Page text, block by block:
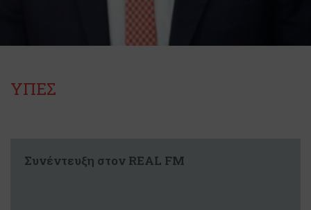
ΥΠΕΣ
Συνέντευξη στον REAL FM